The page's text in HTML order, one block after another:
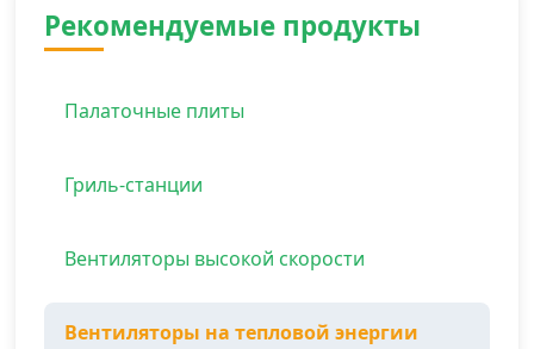
Рекомендуемые продукты
Палаточные плиты
Гриль-станции
Вентиляторы высокой скорости
Вентиляторы на тепловой энергии